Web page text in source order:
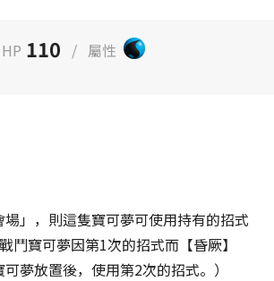
HP 110 / 屬性
」，則這隻寶可夢可使用持有的招式
鬥寶可夢因第1次的招式而【昏厥】
夢放置後，使用第2次的招式。）